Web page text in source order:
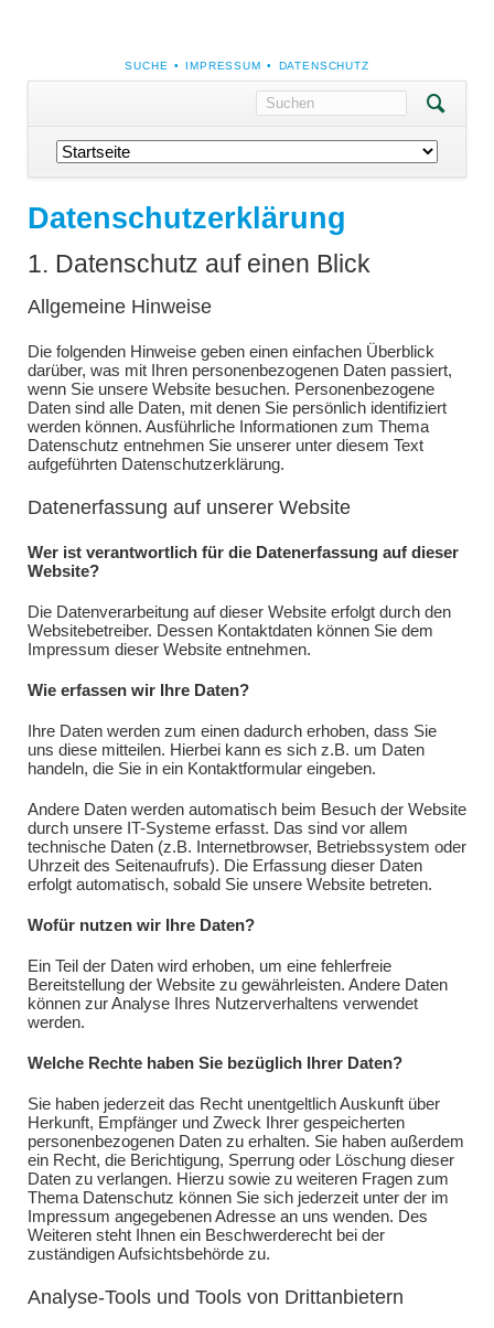
NAVIGATION
SUCHE IMPRESSUM DATENSCHUTZ
Navigation
überspringen
Datenschutzerklärung
1. Datenschutz auf einen Blick
Allgemeine Hinweise
Die folgenden Hinweise geben einen einfachen Überblick
darüber, was mit Ihren personenbezogenen Daten passiert,
wenn Sie unsere Website besuchen. Personenbezogene
Daten sind alle Daten, mit denen Sie persönlich identifiziert
werden können. Ausführliche Informationen zum Thema
Datenschutz entnehmen Sie unserer unter diesem Text
aufgeführten Datenschutzerklärung.
Datenerfassung auf unserer Website
Wer ist verantwortlich für die Datenerfassung auf dieser
Website?
Die Datenverarbeitung auf dieser Website erfolgt durch den
Websitebetreiber. Dessen Kontaktdaten können Sie dem
Impressum dieser Website entnehmen.
Wie erfassen wir Ihre Daten?
Ihre Daten werden zum einen dadurch erhoben, dass Sie
uns diese mitteilen. Hierbei kann es sich z.B. um Daten
handeln, die Sie in ein Kontaktformular eingeben.
Andere Daten werden automatisch beim Besuch der Website
durch unsere IT-Systeme erfasst. Das sind vor allem
technische Daten (z.B. Internetbrowser, Betriebssystem oder
Uhrzeit des Seitenaufrufs). Die Erfassung dieser Daten
erfolgt automatisch, sobald Sie unsere Website betreten.
Wofür nutzen wir Ihre Daten?
Ein Teil der Daten wird erhoben, um eine fehlerfreie
Bereitstellung der Website zu gewährleisten. Andere Daten
können zur Analyse Ihres Nutzerverhaltens verwendet
werden.
Welche Rechte haben Sie bezüglich Ihrer Daten?
Sie haben jederzeit das Recht unentgeltlich Auskunft über
Herkunft, Empfänger und Zweck Ihrer gespeicherten
personenbezogenen Daten zu erhalten. Sie haben außerdem
ein Recht, die Berichtigung, Sperrung oder Löschung dieser
Daten zu verlangen. Hierzu sowie zu weiteren Fragen zum
Thema Datenschutz können Sie sich jederzeit unter der im
Impressum angegebenen Adresse an uns wenden. Des
Weiteren steht Ihnen ein Beschwerderecht bei der
zuständigen Aufsichtsbehörde zu.
Analyse-Tools und Tools von Drittanbietern